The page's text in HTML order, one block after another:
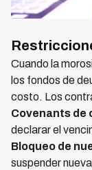
Cuando la
los fondos de
costo. Los
Covenants de
declarar el
Bloqueo de
suspender